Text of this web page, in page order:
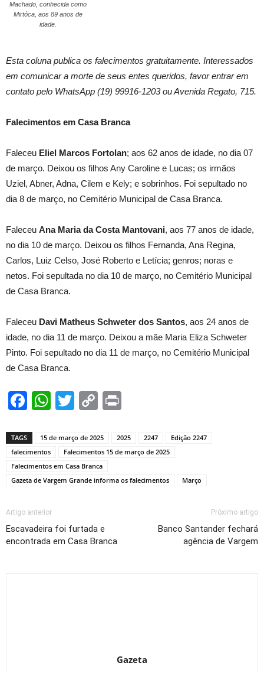
Machado, conhecida como
Mirtóca, aos 89 anos de
idade.
Esta coluna publica os falecimentos gratuitamente. Interessados
em comunicar a morte de seus entes queridos, favor entrar em
contato pelo WhatsApp (19) 99916-1203 ou Avenida Regato, 715.
Falecimentos em Casa Branca
Faleceu Eliel Marcos Fortolan; aos 62 anos de idade, no dia 07
de março. Deixou os filhos Any Caroline e Lucas; os irmãos
Uziel, Abner, Adna, Cilem e Kely; e sobrinhos. Foi sepultado no
dia 8 de março, no Cemitério Municipal de Casa Branca.
Faleceu Ana Maria da Costa Mantovani, aos 77 anos de idade,
no dia 10 de março. Deixou os filhos Fernanda, Ana Regina,
Carlos, Luiz Celso, José Roberto e Letícia; genros; noras e
netos. Foi sepultada no dia 10 de março, no Cemitério Municipal
de Casa Branca.
Faleceu Davi Matheus Schweter dos Santos, aos 24 anos de
idade, no dia 11 de março. Deixou a mãe Maria Eliza Schweter
Pinto. Foi sepultado no dia 11 de março, no Cemitério Municipal
de Casa Branca.
Facebook
WhatsApp
TwitterCopy
TAGS 15 de março de 2025 2025 2247
Edição 2247
falecimentos
Falecimentos 15 de março de 2025
Falecimentos em Casa Branca
Gazeta de Vargem Grande informa os falecimentos
Março
Artigo anterior
Escavadeira foi furtada e
encontrada em Casa Branca
Próximo artigo
Banco Santander fechará
agência de Vargem
Gazeta